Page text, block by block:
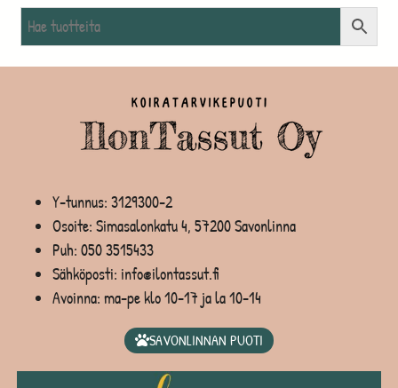
Y-tunnus: 3129300-2
Osoite: Simasalonkatu 4, 57200 Savonlinna
Puh: 050 3515433
Sähköposti: info@ilontassut.fi
Avoinna: ma-pe klo 10-17 ja la 10-14
SAVONLINNAN PUOTI